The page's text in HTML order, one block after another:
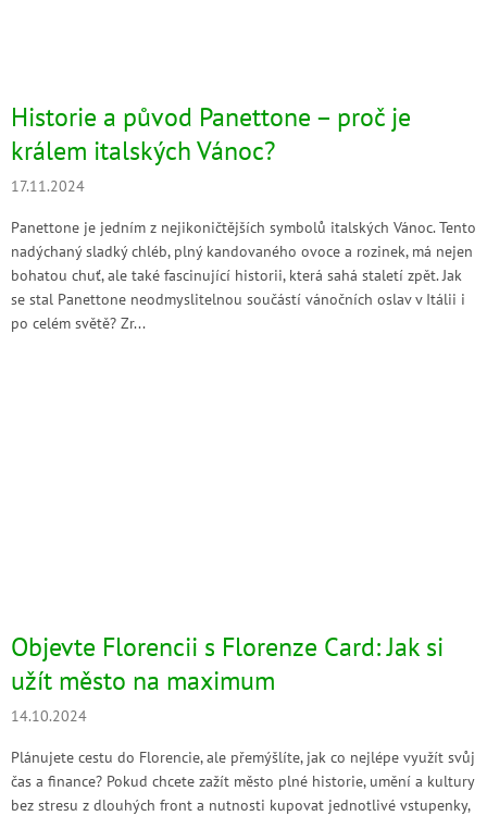
Historie a původ Panettone – proč je
králem italských Vánoc?
17.11.2024
Panettone je jedním z nejikoničtějších symbolů italských Vánoc. Tento
nadýchaný sladký chléb, plný kandovaného ovoce a rozinek, má nejen
bohatou chuť, ale také fascinující historii, která sahá staletí zpět. Jak
se stal Panettone neodmyslitelnou součástí vánočních oslav v Itálii i
po celém světě? Zr...
Objevte Florencii s Florenze Card: Jak si
užít město na maximum
14.10.2024
Plánujete cestu do Florencie, ale přemýšlíte, jak co nejlépe využít svůj
čas a finance? Pokud chcete zažít město plné historie, umění a kultury
bez stresu z dlouhých front a nutnosti kupovat jednotlivé vstupenky,